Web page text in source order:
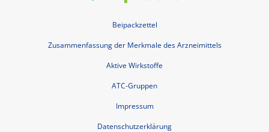
Beipackzettel
Zusammenfassung der Merkmale des Arzneimittels
Aktive Wirkstoffe
ATC-Gruppen
Impressum
Datenschutzerklärung